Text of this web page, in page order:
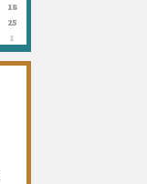
18
25
1